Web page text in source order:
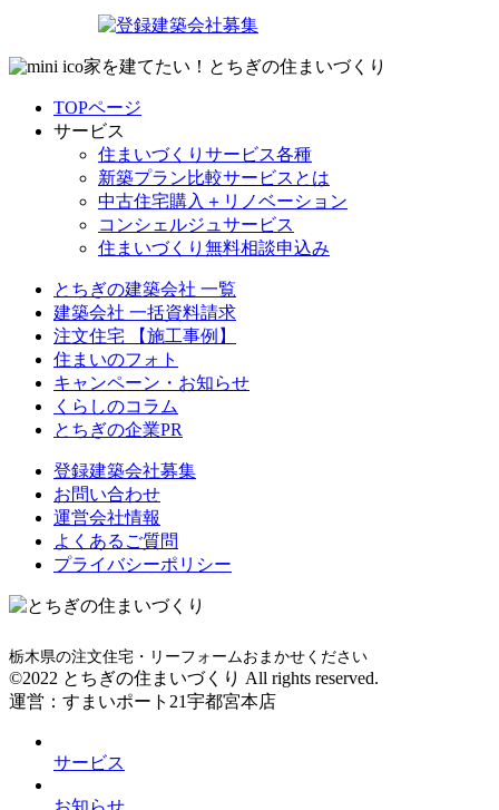
家を建てたい！とちぎの住まいづくり
TOPページ
サービス
住まいづくりサービス各種
新築プラン比較サービスとは
中古住宅購入＋リノベーション
コンシェルジュサービス
住まいづくり無料相談申込み
とちぎの建築会社 一覧
建築会社 一括資料請求
注文住宅 【施工事例】
住まいのフォト
キャンペーン・お知らせ
くらしのコラム
とちぎの企業PR
登録建築会社募集
お問い合わせ
運営会社情報
よくあるご質問
プライバシーポリシー
栃木県の注文住宅・リーフォームおまかせください
©2022 とちぎの住まいづくり All rights reserved.
運営：すまいポート21宇都宮本店
サービス